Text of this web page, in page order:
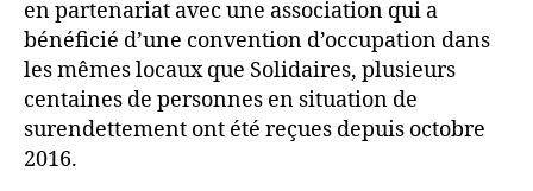
en partenariat avec une association qui a
bénéficié d’une convention d’occupation dans
les mêmes locaux que Solidaires, plusieurs
centaines de personnes en situation de
surendettement ont été reçues depuis octobre
2016.